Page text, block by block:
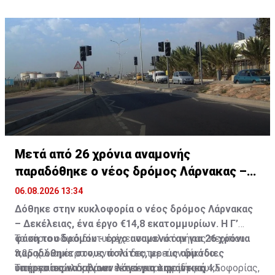
Μετά από 26 χρόνια αναμονής
παραδόθηκε ο νέος δρόμος Λάρνακας –
Δεκέλειας
06.08.2026 13:34
Δόθηκε στην κυκλοφορία ο νέος δρόμος Λάρνακας
– Δεκέλειας, ένα έργο €14,8 εκατομμυρίων. Η Γ’
φάση του δρόμου - έργο αναμενόταν για 26 χρόνια
παραδόθηκε στους πολίτες, με τις αρμόδιες
υπηρεσίες να κάνουν λόγο για σημαντική
Το κύριο οδικό δίκτυο έχει συνολικό μήκος περίπου
3,25 χιλιομέτρων, ενώ το δευτερεύον δίκτυο
υπηρεσιακών δρόμων εκτείνεται σε μήκος 4,5
Το έργο περιλαμβάνει τέσσερις λωρίδες κυκλοφορίας,